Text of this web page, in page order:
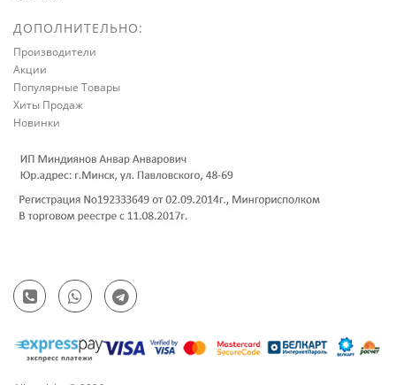
ДОПОЛНИТЕЛЬНО:
Производители
Акции
Популярные Товары
Хиты Продаж
Новинки